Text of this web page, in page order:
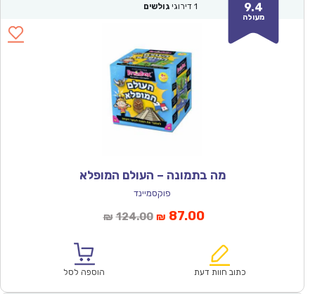
9.4
מעולה
1 דירוגי גולשים
מה בתמונה – העולם המופלא
פוקסמיינד
₪ 124.00המחיר
₪124.00.
₪ 87.00המחיר
הוא:
כתוב חוות דעת הוספה לסל